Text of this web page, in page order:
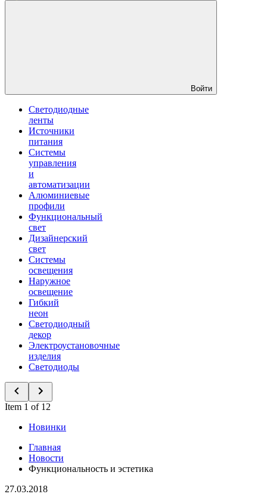
Войти
Светодиодные
ленты
Источники
питания
Системы
управления
и
автоматизации
Алюминиевые
профили
Функциональный
свет
Дизайнерский
свет
Системы
освещения
Наружное
освещение
Гибкий
неон
Светодиодный
декор
Электроустановочные
изделия
Светодиоды
Item 1 of 12
Новинки
Главная
Новости
Функциональность и эстетика
27.03.2018